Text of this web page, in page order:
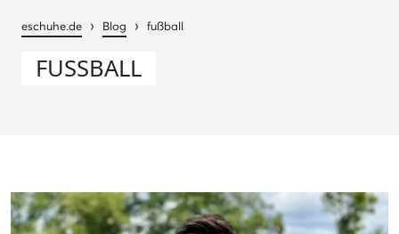
eschuhe.de › Blog › fußball
FUSSBALL